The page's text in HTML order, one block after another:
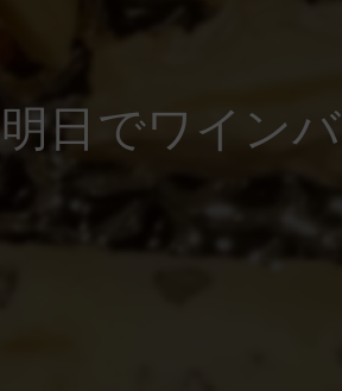
明日でワイン